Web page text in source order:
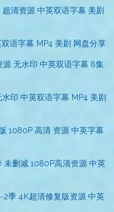
清资源 中英双语字幕 美剧
语字幕 MP4 美剧 网盘分享
无水印 中英双语字幕 8集
印 中英双语字幕 MP4 美剧
1080P 高清 资源 中英字幕
删减 1080P高清资源 中英
2季 4K超清修复版资源 中英